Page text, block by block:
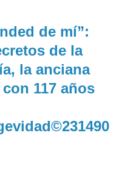
de mí”:
de la
la anciana
117 años